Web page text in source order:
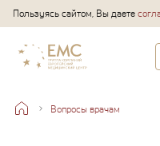
Пользуясь сайтом, Вы даете
Вопросы врачам